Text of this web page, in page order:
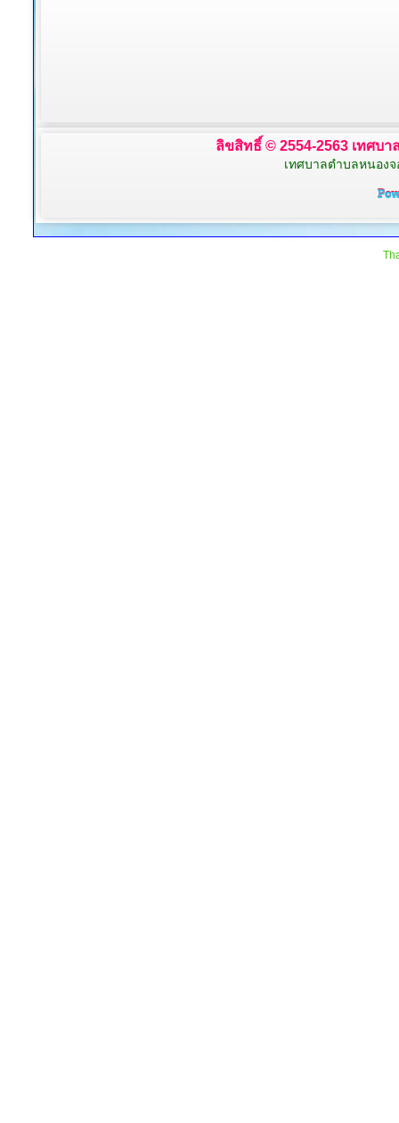
ลิขสิทธิ์ © 2554-2563 เทศบ
เทศบาลตำบลหนองจ